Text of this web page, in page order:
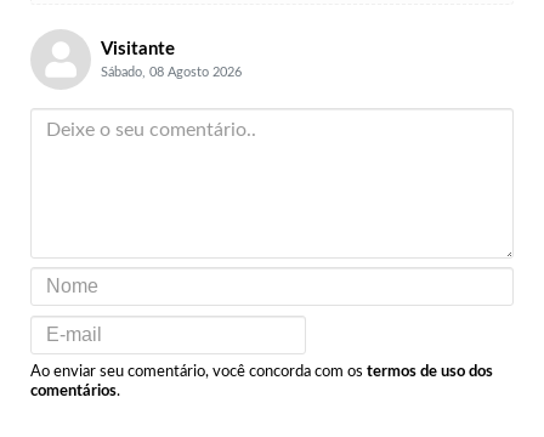
Visitante
Sábado, 08 Agosto 2026
Ao enviar seu comentário, você concorda com os termos de uso dos
comentários.